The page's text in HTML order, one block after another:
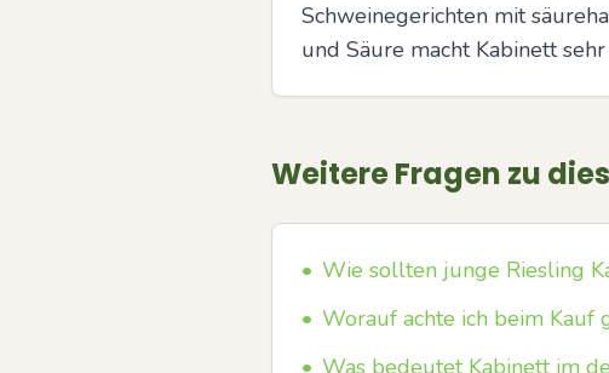
Schweinegerichten mit
und Säure macht Kabinett
Weitere Fragen zu
• Wie sollten junge Riesling
• Worauf achte ich beim Kauf
• Was bedeutet Kabinett im